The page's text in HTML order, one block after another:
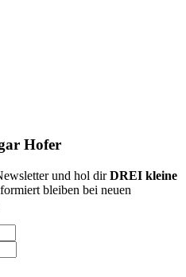
Hofer
und hol dirDREI kleine
bleiben bei neuen